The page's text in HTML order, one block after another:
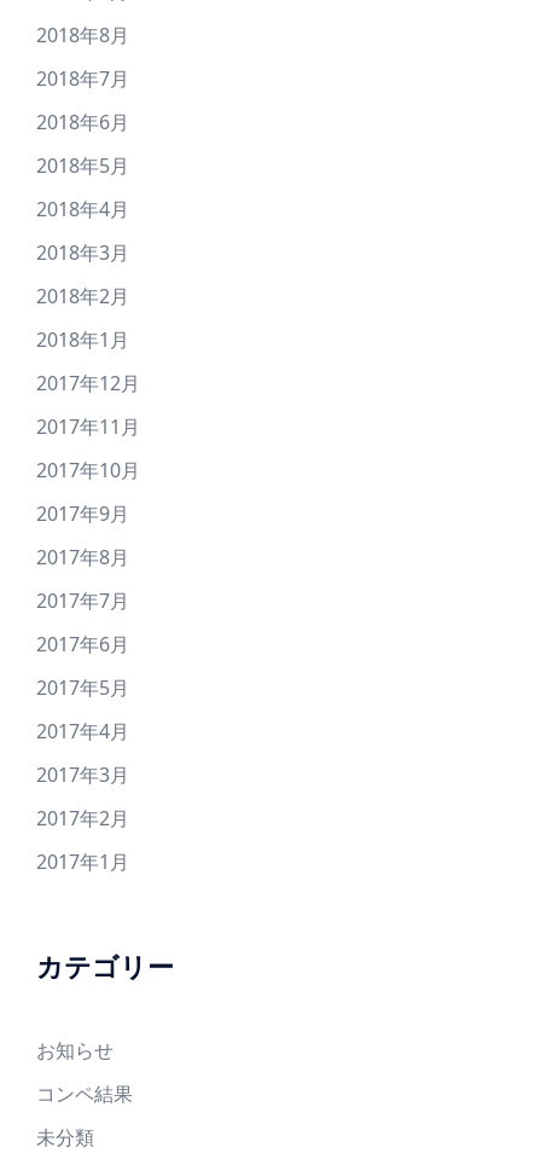
2018年8月
2018年7月
2018年6月
2018年5月
2018年4月
2018年3月
2018年2月
2018年1月
2017年12月
2017年11月
2017年10月
2017年9月
2017年8月
2017年7月
2017年6月
2017年5月
2017年4月
2017年3月
2017年2月
2017年1月
カテゴリー
お知らせ
コンペ結果
未分類